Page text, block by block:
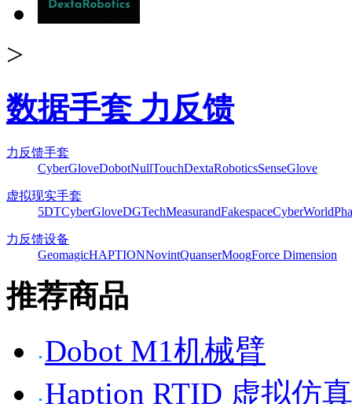
>
数据手套 力反馈
力反馈手套
CyberGloveDobotNullTouchDextaRoboticsSenseGlove
虚拟现实手套
5DTCyberGloveDGTechMeasurandFakespaceCyberWorld
力反馈设备
GeomagicHAPTIONNovintQuanserMoogForce Dimension
推荐商品
Dobot M1机械臂
Haption RTID 虚拟仿